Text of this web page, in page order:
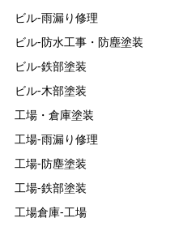
ビル‐雨漏り修理
ビル‐防水工事・防塵塗装
ビル‐鉄部塗装
ビル‐木部塗装
工場・倉庫塗装
工場‐雨漏り修理
工場‐防塵塗装
工場‐鉄部塗装
工場倉庫-工場